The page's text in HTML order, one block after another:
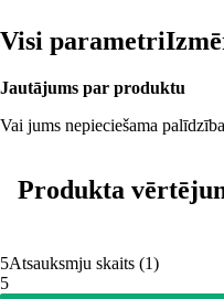
Visi parametri
Jautājums par produktu
Vai jums nepieciešama
Produkta
5Atsauksmju skaits (1)
5